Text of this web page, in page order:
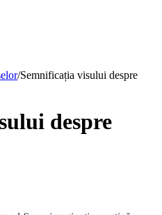
/Semnificația visului despre
despre